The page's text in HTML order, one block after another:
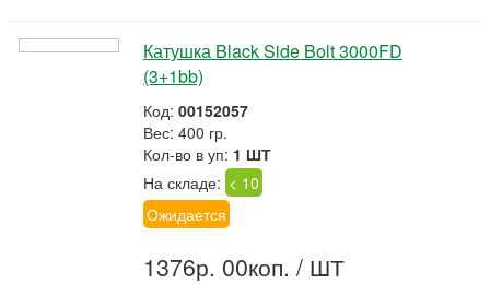
Катушка Black Side Bolt 3000FD
(3+1bb)
Код: 00152057
Вес: 400 гр.
Кол-во в уп: 1 ШТ
На складе: < 10
Ожидается
1376р. 00коп. / ШТ